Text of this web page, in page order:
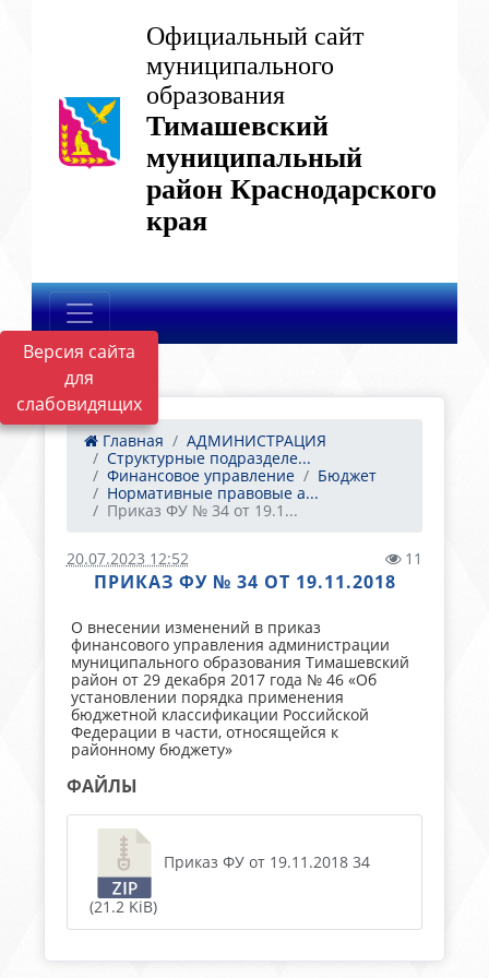
Версия сайта
для
слабовидящих
Официальный сайт
муниципального
образования
Тимашевский
муниципальный
район Краснодарского
края
Главная
АДМИНИСТРАЦИЯ
Структурные подразделе...
Финансовое управление
Бюджет
Нормативные правовые а...
Приказ ФУ № 34 от 19.1...
20.07.2023 12:52 11
ПРИКАЗ ФУ № 34 ОТ 19.11.2018
О внесении изменений в приказ
финансового управления администрации
муниципального образования Тимашевский
район от 29 декабря 2017 года № 46 «Об
установлении порядка применения
бюджетной классификации Российской
Федерации в части, относящейся к
районному бюджету»
ФАЙЛЫ
Приказ ФУ от 19.11.2018 34
(21.2 KiB)